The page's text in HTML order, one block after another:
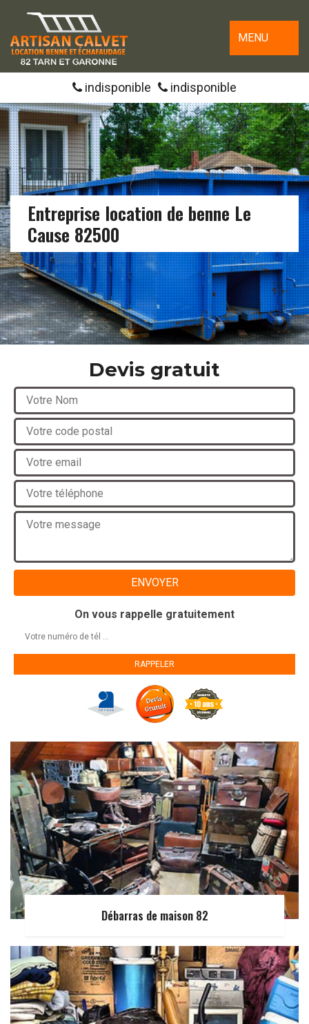
MENU
indisponible indisponible
Entreprise location de benne Le
Cause 82500
Devis gratuit
On vous rappelle gratuitement
Débarras de maison 82